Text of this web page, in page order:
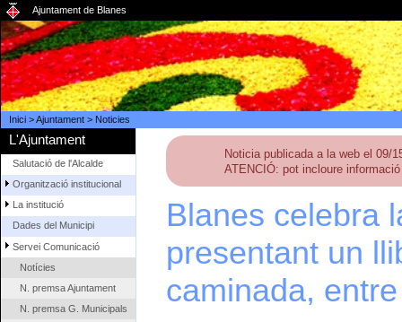
Ajuntament de Blanes
Inici>Ajuntament> Noticies
L'Ajuntament
Salutació de l'Alcalde
Organització institucional
La institució
Dades del Municipi
Servei Comunicació
Notícies
N. premsa Ajuntament
N. premsa G. Municipals
Noticia publicada a la web el 09/
ATENCIÓ: pot incloure
Blanes celebra
presentant un
caminada, entre